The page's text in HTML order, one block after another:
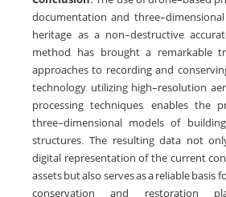
documentation and three-
heritage, as a non-destructive,
method, has brought a remarkable
approaches to recording and
technology, utilizing high-resolution
processing techniques, enables the
three-dimensional models of
structures. The resulting data not
digital representation of the current
assets but also serves as a reliable basis